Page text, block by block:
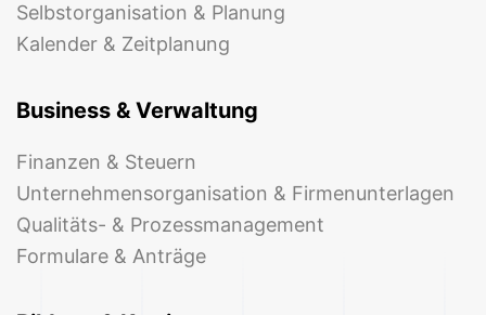
Selbstorganisation & Planung
Kalender & Zeitplanung
Business & Verwaltung
Finanzen & Steuern
Unternehmensorganisation & Firmenunterlagen
Qualitäts- & Prozessmanagement
Formulare & Anträge